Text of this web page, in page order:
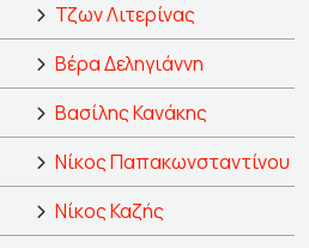
Τζων Λιτερίνας
Βέρα Δεληγιάννη
Βασίλης Κανάκης
Νίκος Παπακωνσταντίνου
Νίκος Καζής